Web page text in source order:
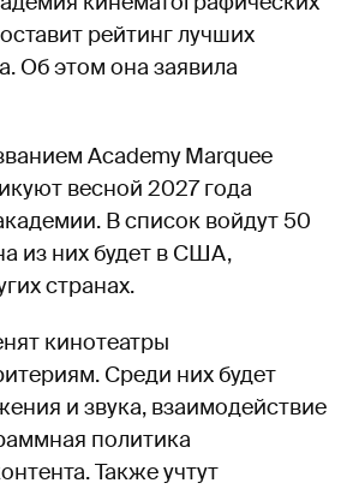
рейтинг лучших
Об этом она заявила
Academy Marquee
весной 2027 года
В список войдут 50
из них будет в США,
странах.
кинотеатры
Среди них будет
и звука, взаимодействие
политика
Также учтут